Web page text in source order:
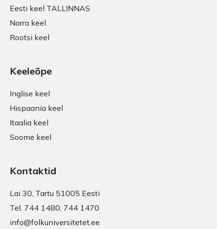
Eesti keel TALLINNAS
Norra keel
Rootsi keel
Keeleõpe
Inglise keel
Hispaania keel
Itaalia keel
Soome keel
Kontaktid
Lai 30, Tartu 51005 Eesti
Tel. 744 1480, 744 1470
info@folkuniversitetet.ee